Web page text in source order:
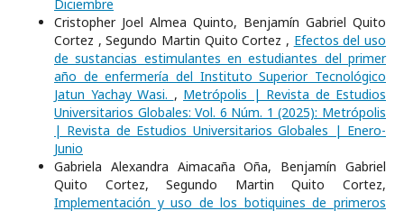
Diciembre
Cristopher Joel Almea Quinto, Benjamín Gabriel Quito
Cortez , Segundo Martin Quito Cortez , Efectos del uso
de sustancias estimulantes en estudiantes del primer
año de enfermería del Instituto Superior Tecnológico
Jatun Yachay Wasi. , Metrópolis | Revista de Estudios
Universitarios Globales: Vol. 6 Núm. 1 (2025): Metrópolis
| Revista de Estudios Universitarios Globales | Enero-
Junio
Gabriela Alexandra Aimacaña Oña, Benjamín Gabriel
Quito Cortez, Segundo Martin Quito Cortez,
Implementación y uso de los botiquines de primeros